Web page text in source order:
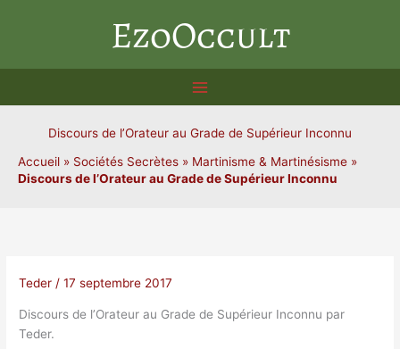
EzoOccult
Discours de l’Orateur au Grade de Supérieur Inconnu
Accueil » Sociétés Secrètes » Martinisme & Martinésisme »
Discours de l’Orateur au Grade de Supérieur Inconnu
Teder /17 septembre 2017
Discours de l’Orateur au Grade de Supérieur Inconnu par
Teder.